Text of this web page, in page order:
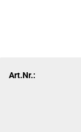
Art.Nr.: